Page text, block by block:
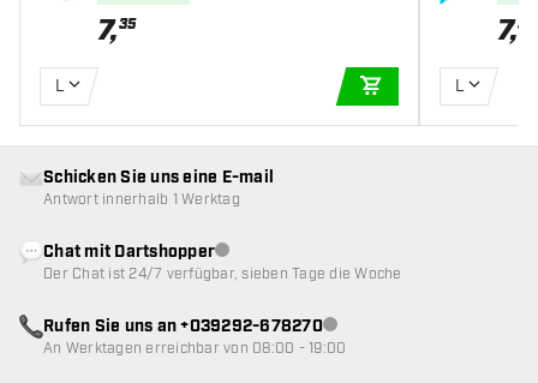
7,35
L
IN DEN
7,35
L
Schicken Sie uns eine E-mail
Antwort innerhalb 1 Werktag
Chat mit DartshopperKundenservice nicht verfügbar
Der Chat ist 24/7 verfügbar, sieben Tage die Woche
Rufen Sie uns an +039292-678270Kundenservice nicht
An Werktagen erreichbar von 08:00 - 19:00